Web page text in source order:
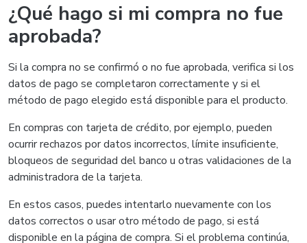
¿Qué hago si mi compra no fue
aprobada?
Si la compra no se confirmó o no fue aprobada, verifica si los
datos de pago se completaron correctamente y si el
método de pago elegido está disponible para el producto.
En compras con tarjeta de crédito, por ejemplo, pueden
ocurrir rechazos por datos incorrectos, límite insuficiente,
bloqueos de seguridad del banco u otras validaciones de la
administradora de la tarjeta.
En estos casos, puedes intentarlo nuevamente con los
datos correctos o usar otro método de pago, si está
disponible en la página de compra. Si el problema continúa,